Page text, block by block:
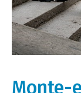
Monte-